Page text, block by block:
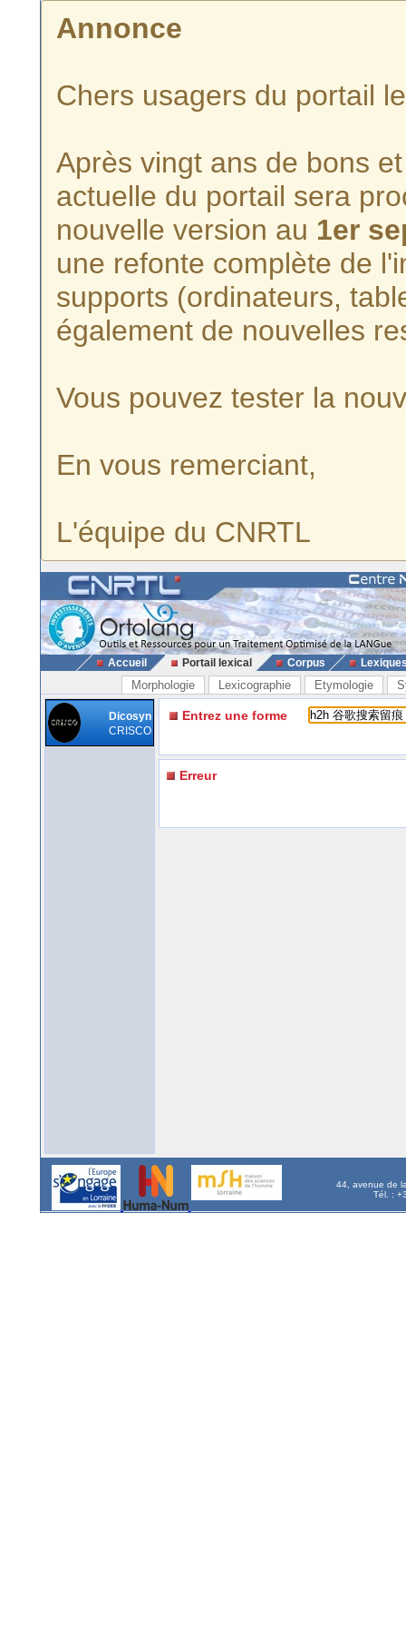
Annonce
Chers usagers du portail
Après vingt ans de bons
actuelle du portail sera
nouvelle version au 1er
une refonte complète de
supports (ordinateurs,
également de nouvelles
Vous pouvez tester la
En vous remerciant,
L'équipe du CNRTL
Accueil Portail lexical Corpus
Morphologie Lexicographie Etymologie
Dicosyn
CRISCO
Entrez une forme
Erreur
44, avenue de
Tél. :